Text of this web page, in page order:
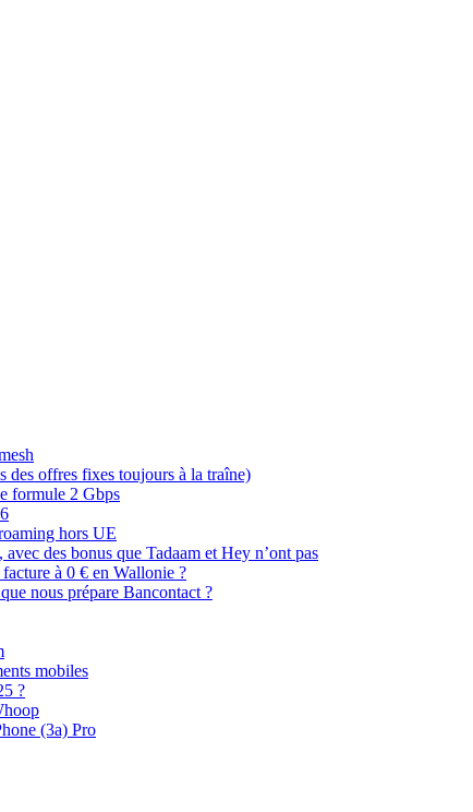
des offres fixes toujours à la traîne)
formule 2 Gbps
hors UE
des bonus que Tadaam et Hey n’ont pas
à 0 € en Wallonie ?
nous prépare Bancontact ?
mobiles
?
(3a) Pro